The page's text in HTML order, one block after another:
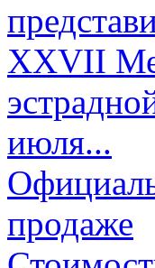
XXVII
июля...
продаже